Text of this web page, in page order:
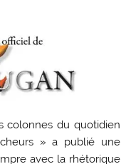
colonnes du quotidien
» a publié une
avec la rhétorique